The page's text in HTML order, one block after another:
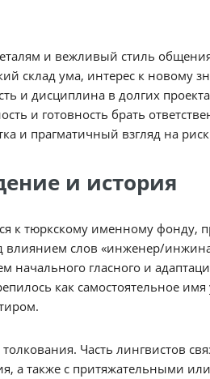
и вежливый стиль
склад ума, интерес к новому
и дисциплина в долгих
и готовность брать
и прагматичный взгляд на
и история
к тюркскому именному фонду,
слов «инженер/
начального гласного и
как самостоятельное
Часть лингвистов
а также с притяжательными